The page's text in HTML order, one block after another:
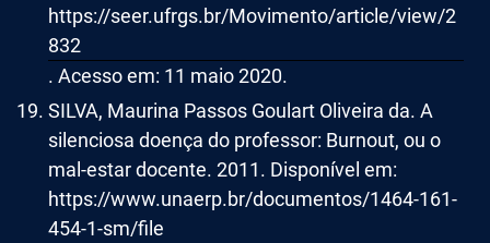
https://seer.ufrgs.br/Movimento/article/view/2
832
. Acesso em: 11 maio 2020.
SILVA, Maurina Passos Goulart Oliveira da. A
silenciosa doença do professor: Burnout, ou o
mal-estar docente. 2011. Disponível em:
https://www.unaerp.br/documentos/1464-161-
454-1-sm/file